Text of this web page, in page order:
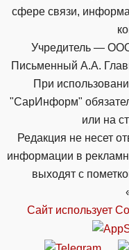
сфере связи,
Учредитель —
Письменный А.А.
При
"СарИнформ"
или на
Редакция не несет
информации в
выходят с
Сайт использует